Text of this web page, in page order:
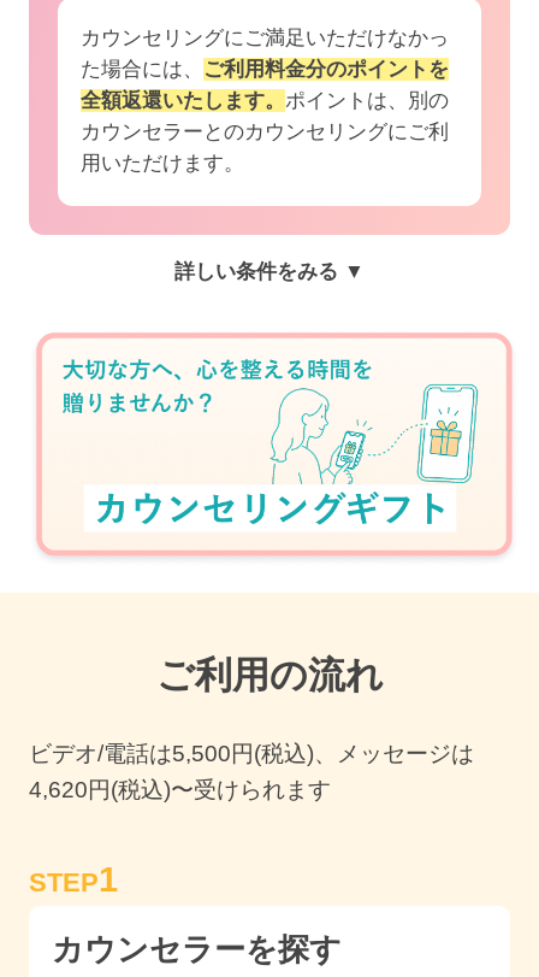
カウンセリングにご満足いただけなかっ
た場合には、
ご利用料金分のポイントを
全額返還いたします。 ポイントは、別の
カウンセラーとのカウンセリングにご利
用いただけます。
詳しい条件をみる ▼
ご利用の流れ
ビデオ/電話は5,500円(税込)、メッセージは
4,620円(税込)〜受けられます
STEP1
カウンセラーを探す